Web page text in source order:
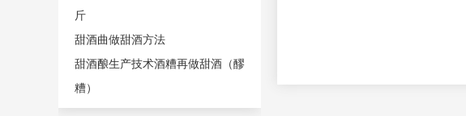
斤
甜酒曲做甜酒方法
甜酒酿生产技术酒糟再做甜酒（醪
糟）